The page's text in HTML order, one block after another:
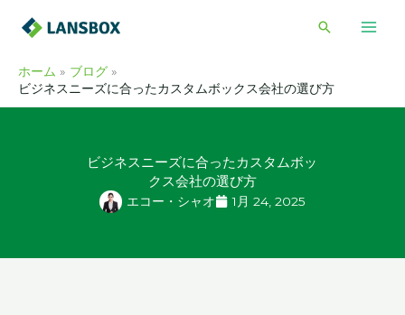
検
ホーム
ブログ
ビジネスニーズに合ったカスタムボックス会社の選び方
ビジネスニーズに合ったカスタムボッ
クス会社の選び方
エコー・シャオ 1月 24, 2025